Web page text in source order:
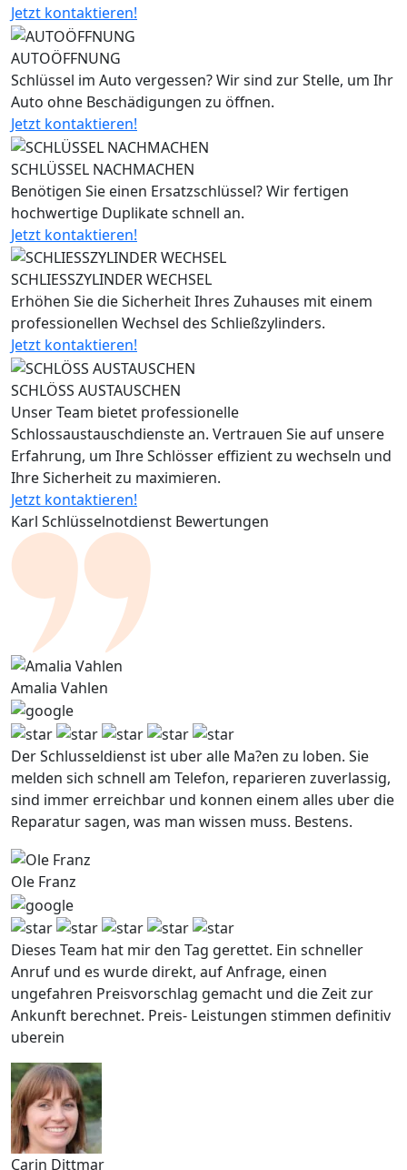
Jetzt kontaktieren!
AUTOÖFFNUNG
Schlüssel im Auto vergessen? Wir sind zur Stelle, um Ihr
Auto ohne Beschädigungen zu öffnen.
Jetzt kontaktieren!
SCHLÜSSEL NACHMACHEN
Benötigen Sie einen Ersatzschlüssel? Wir fertigen
hochwertige Duplikate schnell an.
Jetzt kontaktieren!
SCHLIESSZYLINDER WECHSEL
Erhöhen Sie die Sicherheit Ihres Zuhauses mit einem
professionellen Wechsel des Schließzylinders.
Jetzt kontaktieren!
SCHLÖSS AUSTAUSCHEN
Unser Team bietet professionelle
Schlossaustauschdienste an. Vertrauen Sie auf unsere
Erfahrung, um Ihre Schlösser effizient zu wechseln und
Ihre Sicherheit zu maximieren.
Jetzt kontaktieren!
Karl Schlüsselnotdienst Bewertungen
Amalia Vahlen
Der Schlusseldienst ist uber alle Ma?en zu loben. Sie
melden sich schnell am Telefon, reparieren zuverlassig,
sind immer erreichbar und konnen einem alles uber die
Reparatur sagen, was man wissen muss. Bestens.
Ole Franz
Dieses Team hat mir den Tag gerettet. Ein schneller
Anruf und es wurde direkt, auf Anfrage, einen
ungefahren Preisvorschlag gemacht und die Zeit zur
Ankunft berechnet. Preis- Leistungen stimmen definitiv
uberein
Carin Dittmar